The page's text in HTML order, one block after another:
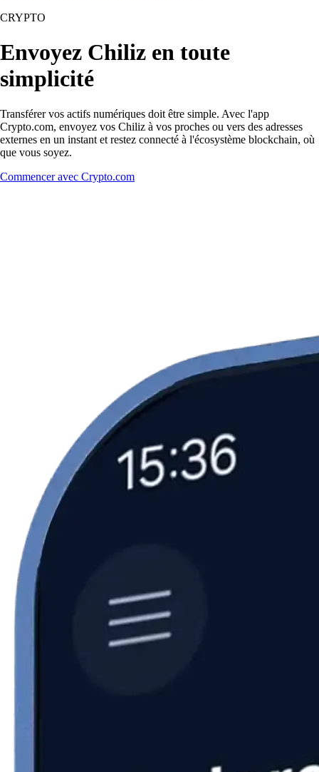
CRYPTO
Envoyez Chiliz en toute
simplicité
Transférer vos actifs numériques doit être simple. Avec l'app
Crypto.com, envoyez vos Chiliz à vos proches ou vers des adresses
externes en un instant et restez connecté à l'écosystème blockchain, où
que vous soyez.
Commencer avec Crypto.com